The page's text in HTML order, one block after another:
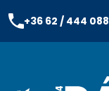
+36 62 / 444 088